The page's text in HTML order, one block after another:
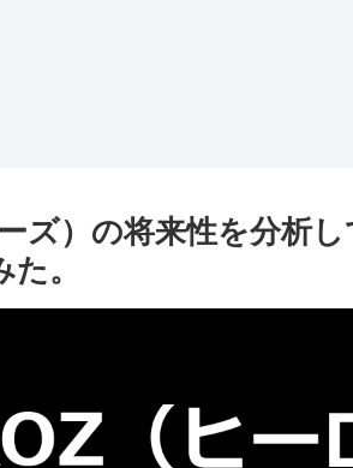
ズ）の将来性を分析
。